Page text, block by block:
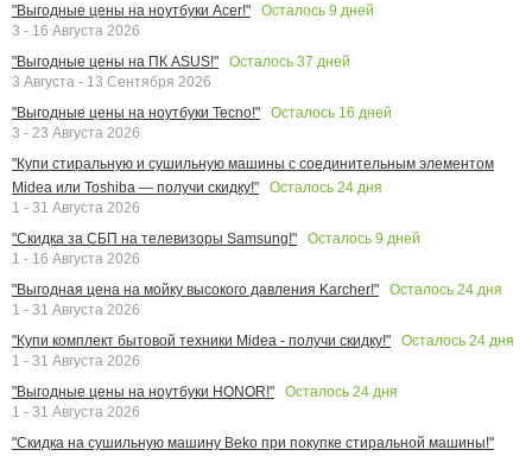
"Выгодные цены на ноутбуки Acer!"
Осталось 9 дней
3 - 16 Августа 2026
"Выгодные цены на ПК ASUS!"
Осталось 37 дней
3 Августа - 13 Сентября 2026
"Выгодные цены на ноутбуки Tecno!"
Осталось 16 дней
3 - 23 Августа 2026
"Купи стиральную и сушильную машины с соединительным элементом
Midea или Toshiba — получи скидку!"
Осталось 24 дня
1 - 31 Августа 2026
"Скидка за СБП на телевизоры Samsung!"
Осталось 9 дней
1 - 16 Августа 2026
"Выгодная цена на мойку высокого давления Karcher!"
Осталось 24 дня
1 - 31 Августа 2026
"Купи комплект бытовой техники Midea - получи скидку!"
Осталось 24 дня
1 - 31 Августа 2026
"Выгодные цены на ноутбуки HONOR!"
Осталось 24 дня
1 - 31 Августа 2026
"Скидка на сушильную машину Beko при покупке стиральной машины!"